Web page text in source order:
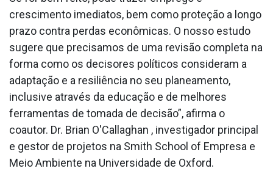
crescimento imediatos, bem como proteção a longo
prazo contra perdas econômicas. O nosso estudo
sugere que precisamos de uma revisão completa na
forma como os decisores políticos consideram a
adaptação e a resiliência no seu planeamento,
inclusive através da educação e de melhores
ferramentas de tomada de decisão”, afirma o
coautor. Dr. Brian O'Callaghan , investigador principal
e gestor de projetos na Smith School of Empresa e
Meio Ambiente na Universidade de Oxford.